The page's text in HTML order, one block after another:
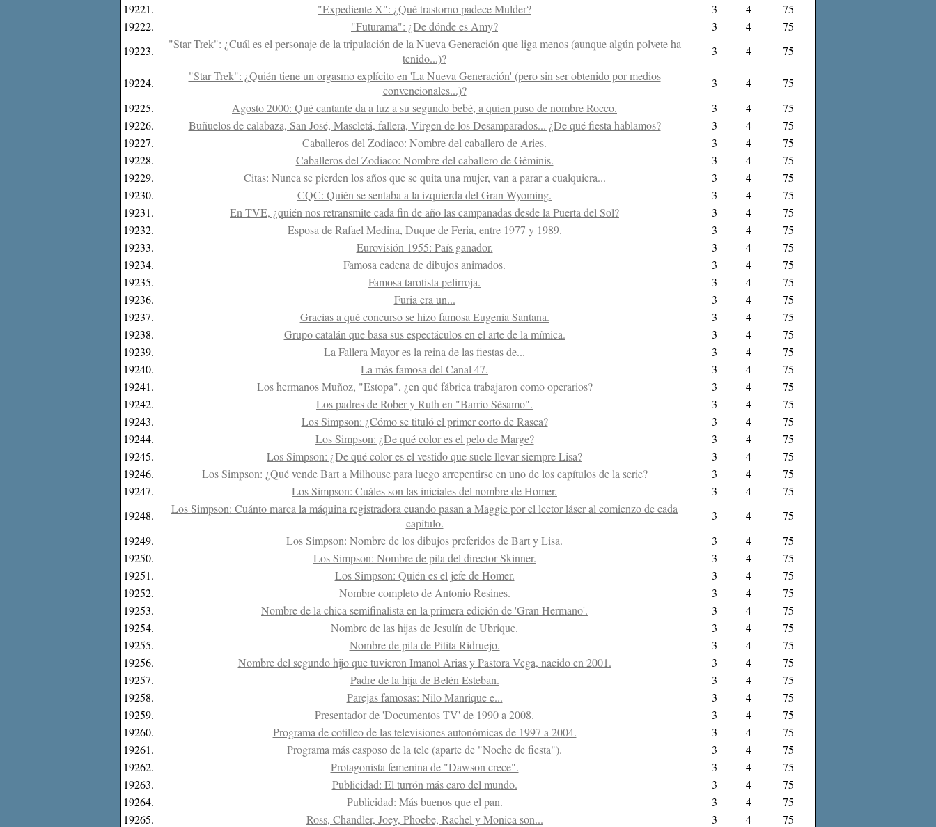
19221.
"Expediente X": ¿Qué trastorno padece Mulder? 3 4
75
19222.
"Futurama": ¿De dónde es Amy? 3 4
75
19223.
"Star Trek": ¿Cuál es el personaje de la tripulación de la Nueva Generación que liga menos (aunque algún polvete ha
tenido...)?
3 4 75
19224.
"Star Trek": ¿Quién tiene un orgasmo explícito en 'La Nueva Generación' (pero sin ser obtenido por medios
convencionales...)?
3 4
75
19225.
Agosto 2000: Qué cantante da a luz a su segundo bebé, a quien puso de nombre Rocco. 3 4
75
19226.
Buñuelos de calabaza, San José, Mascletá, fallera, Virgen de los Desamparados... ¿De qué fiesta hablamos? 3 4
75
19227.
Caballeros del Zodiaco: Nombre del caballero de Aries. 3 4
75
19228.
Caballeros del Zodiaco: Nombre del caballero de Géminis. 3 4
75
19229.
Citas: Nunca se pierden los años que se quita una mujer, van a parar a cualquiera... 3 4
75
19230.
CQC: Quién se sentaba a la izquierda del Gran Wyoming. 3 4
75
19231.
En TVE, ¿quién nos retransmite cada fin de año las campanadas desde la Puerta del Sol? 3 4
75
19232.
Esposa de Rafael Medina, Duque de Feria, entre 1977 y 1989. 3 4
75
19233.
Eurovisión 1955: País ganador. 3 4
75
19234.
Famosa cadena de dibujos animados. 3 4
75
19235.
Famosa tarotista pelirroja. 3 4
75
19236.
Furia era un... 3 4
75
19237.
Gracias a qué concurso se hizo famosa Eugenia Santana. 3 4
75
19238.
Grupo catalán que basa sus espectáculos en el arte de la mímica. 3 4
75
19239.
La Fallera Mayor es la reina de las fiestas de... 3 4
75
19240.
La más famosa del Canal 47. 3 4
75
19241.
Los hermanos Muñoz, "Estopa", ¿en qué fábrica trabajaron como operarios? 3 4
75
19242.
Los padres de Rober y Ruth en "Barrio Sésamo". 3 4
75
19243.
Los Simpson: ¿Cómo se tituló el primer corto de Rasca? 3 4
75
19244.
Los Simpson: ¿De qué color es el pelo de Marge? 3 4
75
19245.
Los Simpson: ¿De qué color es el vestido que suele llevar siempre Lisa? 3 4
75
19246.
Los Simpson: ¿Qué vende Bart a Milhouse para luego arrepentirse en uno de los capítulos de la serie? 3 4
75
19247.
Los Simpson: Cuáles son las iniciales del nombre de Homer. 3 4
75
19248.
Los Simpson: Cuánto marca la máquina registradora cuando pasan a Maggie por el lector láser al comienzo de cada
capítulo.
3 4
75
19249.
Los Simpson: Nombre de los dibujos preferidos de Bart y Lisa. 3 4
75
19250.
Los Simpson: Nombre de pila del director Skinner. 3 4
75
19251.
Los Simpson: Quién es el jefe de Homer. 3 4
75
19252.
Nombre completo de Antonio Resines. 3 4
75
19253.
Nombre de la chica semifinalista en la primera edición de 'Gran Hermano'. 3 4
75
19254.
Nombre de las hijas de Jesulín de Ubrique. 3 4
75
19255.
Nombre de pila de Pitita Ridruejo. 3 4
75
19256.
Nombre del segundo hijo que tuvieron Imanol Arias y Pastora Vega, nacido en 2001. 3 4
75
19257.
Padre de la hija de Belén Esteban. 3 4
75
19258.
Parejas famosas: Nilo Manrique e... 3 4
75
19259.
Presentador de 'Documentos TV' de 1990 a 2008. 3 4
75
19260.
Programa de cotilleo de las televisiones autonómicas de 1997 a 2004. 3 4
75
19261.
Programa más casposo de la tele (aparte de "Noche de fiesta"). 3 4
75
19262.
Protagonista femenina de "Dawson crece". 3 4
75
19263.
Publicidad: El turrón más caro del mundo. 3 4
75
19264.
Publicidad: Más buenos que el pan. 3 4
75
19265.
Ross, Chandler, Joey, Phoebe, Rachel y Monica son... 3 4
75